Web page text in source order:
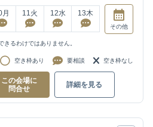
月 11火 12水 13木
その他
るわけではありません。
空き枠あり 要相談 空き枠なし
この会場に
問合せ
詳細を見る